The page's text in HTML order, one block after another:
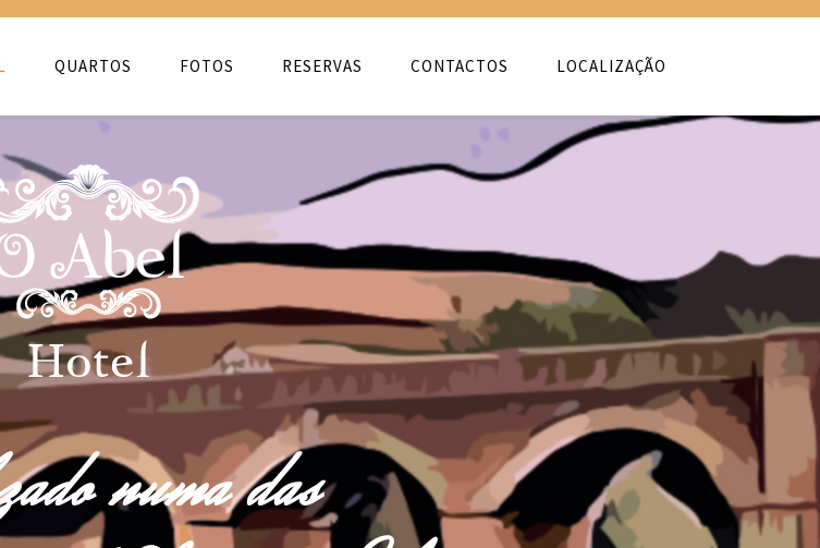
QUARTOS FOTOS RESERVAS CONTACTOS LOCALIZAÇÃO
numa das